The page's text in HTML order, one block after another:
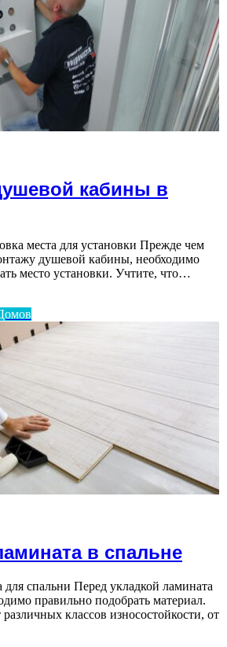
кабины в
места для установки Прежде чем
душевой кабины, необходимо
место установки. Учтите, что…
в спальне
спальни Перед укладкой ламината
правильно подобрать материал.
классов износостойкости, от